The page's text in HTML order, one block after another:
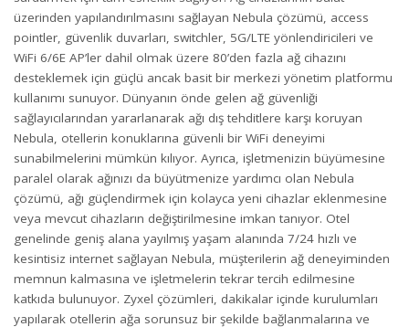
üzerinden yapılandırılmasını sağlayan Nebula çözümü, access
pointler, güvenlik duvarları, switchler, 5G/LTE yönlendiricileri ve
WiFi 6/6E AP’ler dahil olmak üzere 80’den fazla ağ cihazını
desteklemek için güçlü ancak basit bir merkezi yönetim platformu
kullanımı sunuyor. Dünyanın önde gelen ağ güvenliği
sağlayıcılarından yararlanarak ağı dış tehditlere karşı koruyan
Nebula, otellerin konuklarına güvenli bir WiFi deneyimi
sunabilmelerini mümkün kılıyor. Ayrıca, işletmenizin büyümesine
paralel olarak ağınızı da büyütmenize yardımcı olan Nebula
çözümü, ağı güçlendirmek için kolayca yeni cihazlar eklenmesine
veya mevcut cihazların değiştirilmesine imkan tanıyor. Otel
genelinde geniş alana yayılmış yaşam alanında 7/24 hızlı ve
kesintisiz internet sağlayan Nebula, müşterilerin ağ deneyiminden
memnun kalmasına ve işletmelerin tekrar tercih edilmesine
katkıda bulunuyor. Zyxel çözümleri, dakikalar içinde kurulumları
yapılarak otellerin ağa sorunsuz bir şekilde bağlanmalarına ve